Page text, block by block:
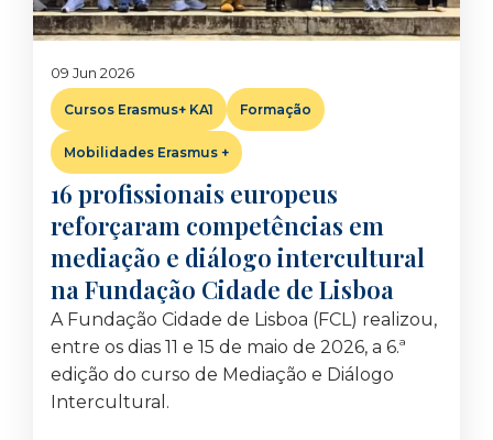
09 Jun 2026
Cursos Erasmus+ KA1 Formação
Mobilidades Erasmus +
16 profissionais europeus
reforçaram competências em
mediação e diálogo intercultural
na Fundação Cidade de Lisboa
A Fundação Cidade de Lisboa (FCL) realizou,
entre os dias 11 e 15 de maio de 2026, a 6.ª
edição do curso de Mediação e Diálogo
Intercultural.